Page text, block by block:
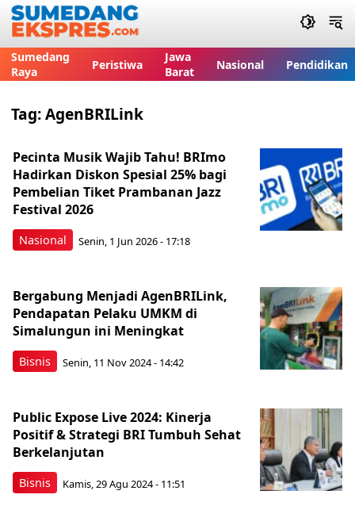
Sumedang
Raya
Peristiwa
Jawa
Barat
Nasional Pendidikan
Tag:AgenBRILink
Nasional
Pecinta Musik Wajib Tahu! BRImo
Hadirkan Diskon Spesial 25% bagi
Pembelian Tiket Prambanan Jazz
Festival 2026
Senin, 1 Jun 2026 - 17:18
Bisnis
Bergabung Menjadi AgenBRILink,
Pendapatan Pelaku UMKM di
Simalungun ini Meningkat
Senin, 11 Nov 2024 - 14:42
Bisnis
Public Expose Live 2024: Kinerja
Positif & Strategi BRI Tumbuh Sehat
Berkelanjutan
Kamis, 29 Agu 2024 - 11:51